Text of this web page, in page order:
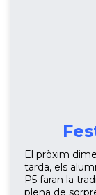
El pròxim
tarda, els
P5 faran la